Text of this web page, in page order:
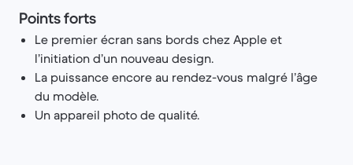
Points forts
Le premier écran sans bords chez Apple et
l’initiation d’un nouveau design.
La puissance encore au rendez-vous malgré l’âge
du modèle.
Un appareil photo de qualité.